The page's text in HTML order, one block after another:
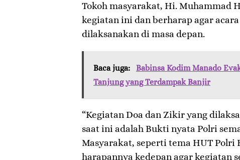
Tokoh masyarakat, Hi. Muhammad
kegiatan ini dan berharap agar
dilaksanakan di masa depan.
Baca juga:
Babinsa Kodim Manado
Tanjung yang Terdampak Banjir
“Kegiatan Doa dan Zikir yang
saat ini adalah Bukti nyata Polri
Masyarakat, seperti tema HUT Polri
harapannya kedepan agar kegiatan